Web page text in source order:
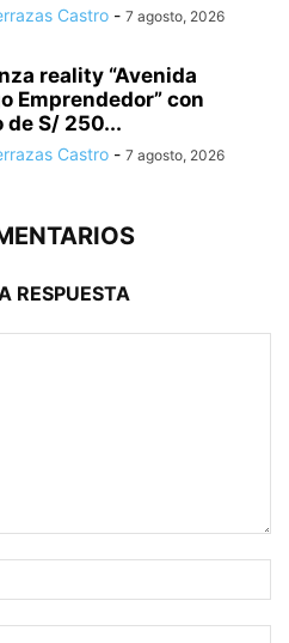
Castro - 7 agosto, 2026
reality “Avenida
Emprendedor” con
de S/ 250...
Castro - 7 agosto, 2026
RESPUESTA